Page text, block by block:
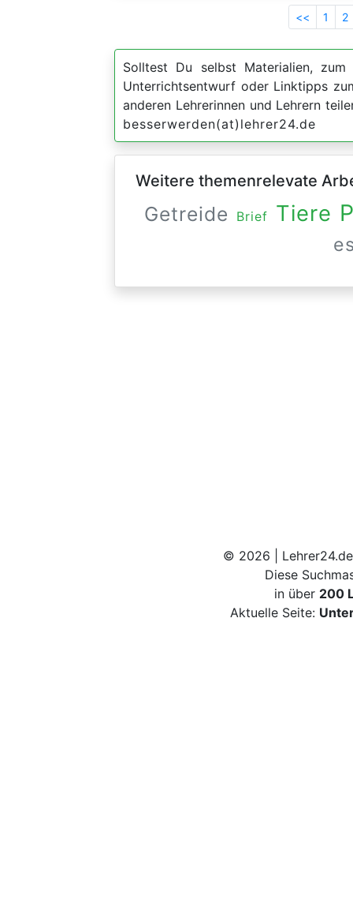
<< 1 2
Solltest Du selbst Materialien,
Unterrichtsentwurf oder Linktipps
anderen Lehrerinnen und Lehrern
besserwerden(at)lehrer24.de
Weitere themenrelevate
Getreide Brief Tiere
© 2026 |
Diese
in über 200
Aktuelle Seite: